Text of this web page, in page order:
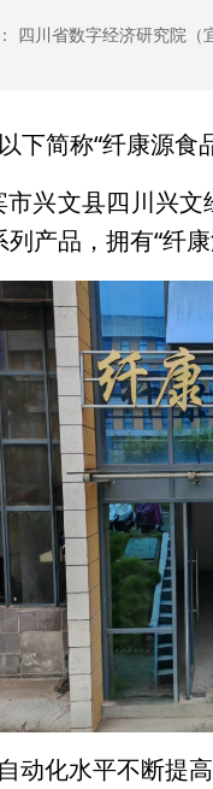
四川省数字经济研究院（
简称“纤康源食
兴文县四川兴
品，拥有“纤康
动化水平不断提